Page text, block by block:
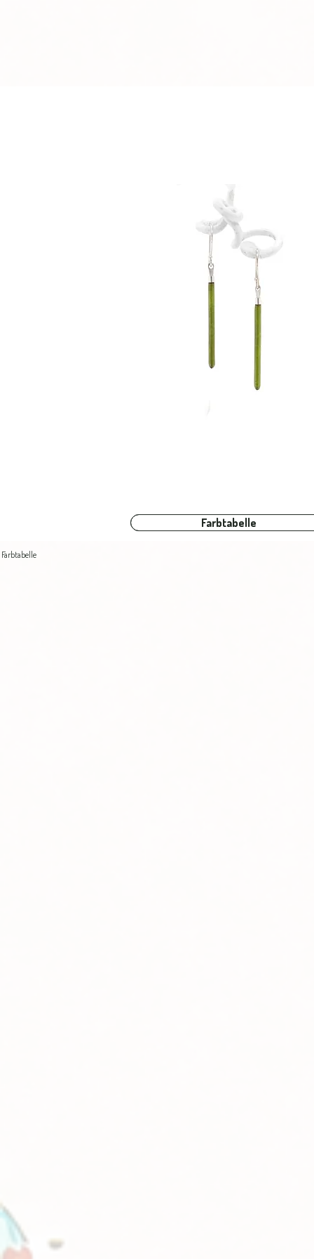
Farbtabelle
Farbtabelle
Farbtabelle